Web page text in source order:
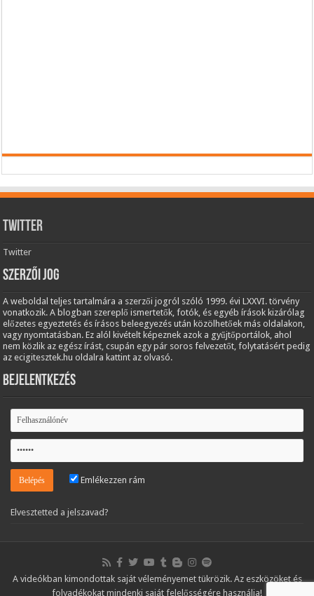
Twitter
Twitter
Szerzői jog
A weboldal teljes tartalmára a szerzői jogról szóló 1999. évi LXXVI. törvény
vonatkozik. A blogban szereplő ismertetők, fotók, és egyéb írások kizárólag
előzetes egyeztetés és írásos beleegyezés után közölhetőek más oldalakon,
vagy nyomtatásban. Ez alól kivételt képeznek azok a gyűjtőportálok, ahol
nem közlik az egész írást, csupán egy pár soros felvezetőt, folytatásért pedig
az ecigitesztek.hu oldalra kattint az olvasó.
Bejelentkezés
Emlékezzen rám
Elvesztetted a jelszavad?
A videókban kimondottak saját véleményemet tükrözik. Az eszközöket és
folyadékokat mindenki saját felelősségére használja!